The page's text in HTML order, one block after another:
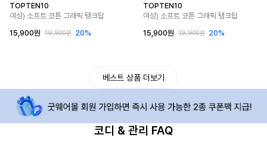
TOPTEN10
여성) 소프트 코튼 그래픽 탱크탑
15,900원
19,900원 20%
TOPTEN10
여성) 소프트 코튼 그래픽 탱크탑
15,900원
19,900원 20%
베스트 상품 더보기
코디 & 관리 FAQ